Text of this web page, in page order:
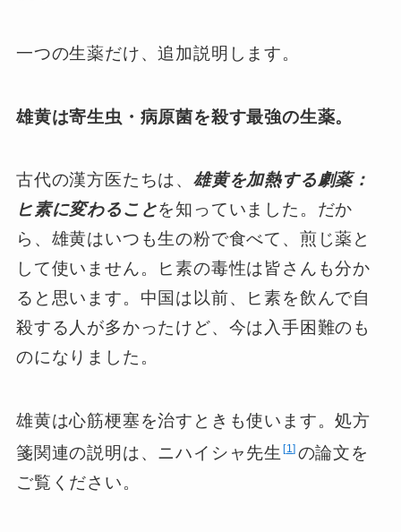
一つの生薬だけ、追加説明します。
雄黄は寄生虫・病原菌を殺す最強の生薬。
古代の漢方医たちは、 雄黄を加熱する劇薬：
ヒ素に変わることを知っていました。だか
ら、雄黄はいつも生の粉で食べて、煎じ薬と
して使いません。ヒ素の毒性は皆さんも分か
ると思います。中国は以前、ヒ素を飲んで自
殺する人が多かったけど、今は入手困難のも
のになりました。
雄黄は心筋梗塞を治すときも使います。処方
箋関連の説明は、ニハイシャ先生 1 の論文を
ご覧ください。